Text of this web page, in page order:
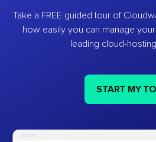
Take a FREE guided tour of
how easily you can manage
leading cloud-
START MY